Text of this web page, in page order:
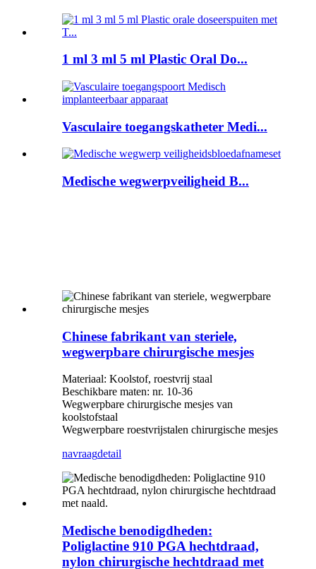
1 ml 3 ml 5 ml Plastic Oral Do...
Vasculaire toegangskatheter Medi...
Medische wegwerpveiligheid B...
Chinese fabrikant van steriele,
wegwerpbare chirurgische mesjes
Materiaal: Koolstof, roestvrij staal
Beschikbare maten: nr. 10-36
Wegwerpbare chirurgische mesjes van
koolstofstaal
Wegwerpbare roestvrijstalen chirurgische mesjes
navraagdetail
Medische benodigdheden:
Poliglactine 910 PGA hechtdraad,
nylon chirurgische hechtdraad met